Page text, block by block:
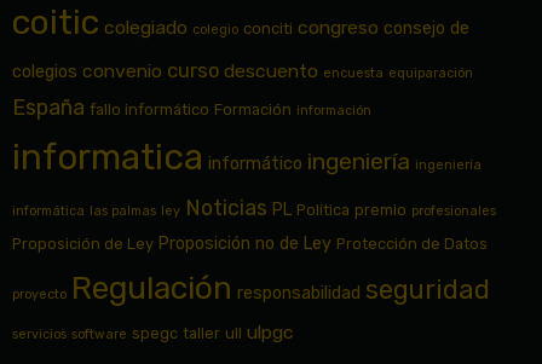
coitic colegiado colegio conciti congreso consejo de
colegios convenio curso descuento encuesta equiparación
España fallo informático Formación información
informatica informático ingeniería ingeniería
informática las palmas ley Noticias PL Política premio profesionales
Proposición de Ley Proposición no de Ley Protección de Datos
proyecto Regulación responsabilidad seguridad
servicios software spegc taller ull ulpgc